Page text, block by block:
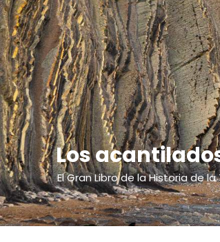
Los
El Gran Libro de la Historia de la